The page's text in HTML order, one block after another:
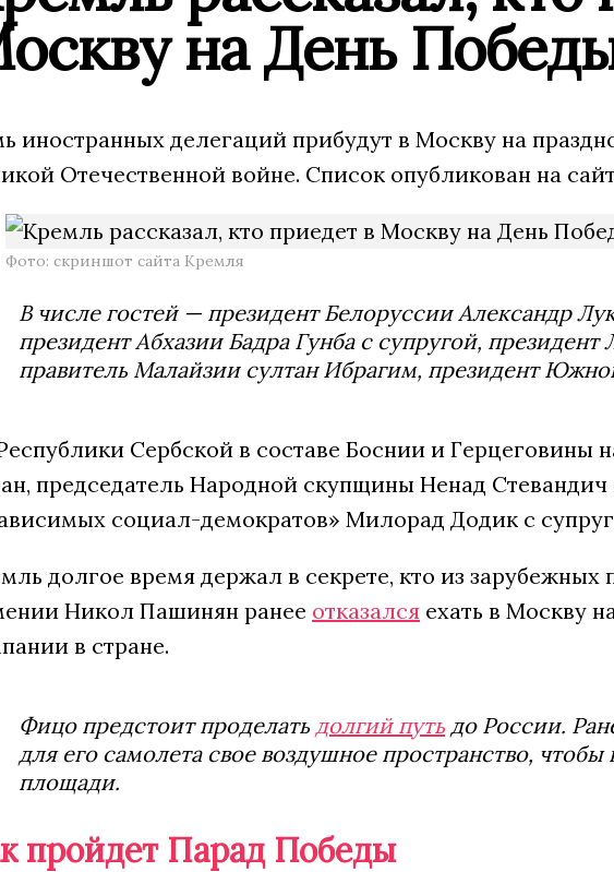
на День
иностранных делегаций прибудут в Москву на
Отечественной войне. Список опубликован на
Фото: скриншот сайта Кремля
В числе гостей — президент Белоруссии Александр
президент Абхазии Бадра Гунба с супругой,
правитель Малайзии султан Ибрагим, президент
Сербской в составе Боснии и Герцеговины
председатель Народной скупщины Ненад
социал-демократов» Милорад Додик с
долгое время держал в секрете, кто из
Никол Пашинян ранее отказался ехать в Москву
в стране.
Фицо предстоит проделать долгий путь до России.
для его самолета свое воздушное пространство,
площади.
пройдет Парад Победы